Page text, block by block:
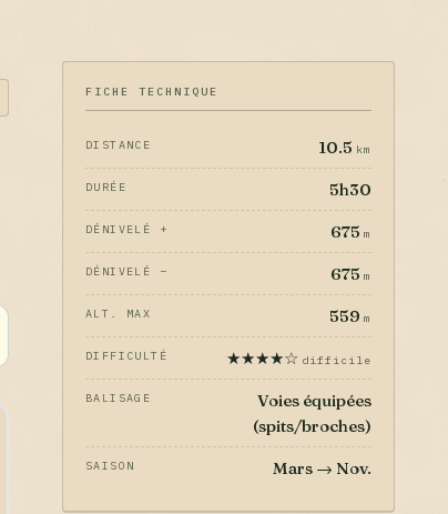
FICHE TECHNIQUE
DISTANCE 10.5 km
DURÉE 5h30
DÉNIVELÉ + 675 m
DÉNIVELÉ − 675 m
ALT. MAX 559 m
DIFFICULTÉ ★★★★☆ difficile
BALISAGE
Voies équipées
(spits/broches)
SAISON Mars → Nov.